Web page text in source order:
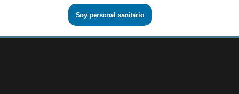
Soy personal sanitario